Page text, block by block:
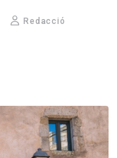
Redacció